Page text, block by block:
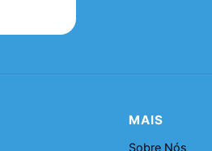
MAIS
Sobre Nós